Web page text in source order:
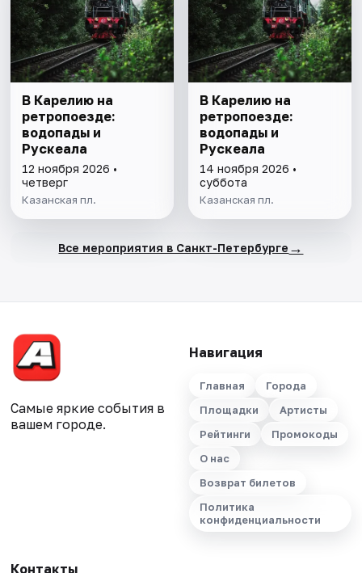
В Карелию на
ретропоезде:
водопады и
Рускеала
12 ноября 2026 •
четверг
Казанская пл.
В Карелию на
ретропоезде:
водопады и
Рускеала
14 ноября 2026 •
суббота
Казанская пл.
Все мероприятия в Санкт-Петербурге →
Самые яркие события в
вашем городе.
Навигация
Главная
Города
Площадки
Артисты
Рейтинги
Промокоды
О нас
Возврат билетов
Политика
конфиденциальности
Контакты